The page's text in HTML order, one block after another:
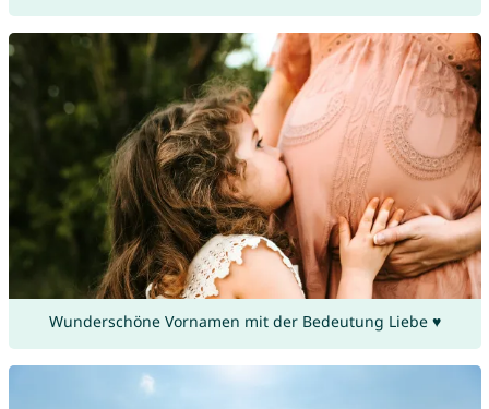
Wunderschöne Vornamen mit der Bedeutung Liebe ♥